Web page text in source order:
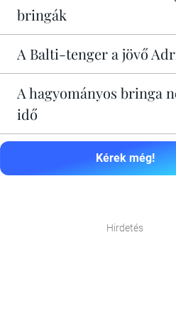
bringák
A Balti-tenger a jövő
A hagyományos bringa
idő
Kérek még!
Hirdetés